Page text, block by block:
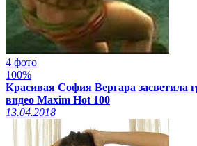
4 фото
100%
Красивая София Вергара засветила
видео Maxim Hot 100
13.04.2018